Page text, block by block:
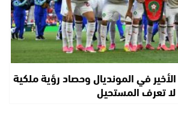
في المونديال وحصاد رؤية ملكية
تعرف المستحيل